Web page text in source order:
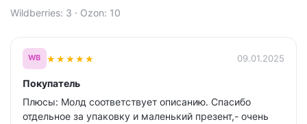
Wildberries: 3 · Ozon: 10
WB ★★★★★ 09.01.2025
Покупатель
Плюсы: Молд соответствует описанию. Спасибо
отдельное за упаковку и маленький презент,- очень